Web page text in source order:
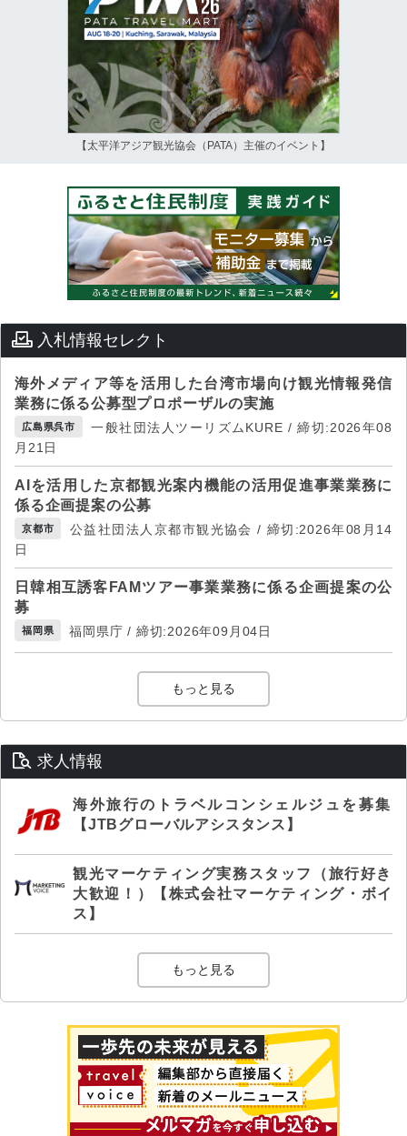
【太平洋アジア観光協会（PATA）主催のイベント】
入札情報セレクト
海外メディア等を活用した台湾市場向け観光情報発信
業務に係る公募型プロポーザルの実施
広島県呉市
一般社団法人ツーリズムKURE / 締切:2026年08
月21日
AIを活用した京都観光案内機能の活用促進事業業務に
係る企画提案の公募
京都市
公益社団法人京都市観光協会 / 締切:2026年08月14
日
日韓相互誘客FAMツアー事業業務に係る企画提案の公
募
福岡県 福岡県庁 / 締切:2026年09月04日
もっと見る
求人情報
海外旅行のトラベルコンシェルジュを募集
【JTBグローバルアシスタンス】
観光マーケティング実務スタッフ（旅行好き
大歓迎！）【株式会社マーケティング・ボイ
ス】
もっと見る